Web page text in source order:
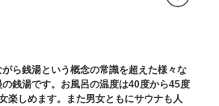
ら銭湯という概念の常識を超えた様々な
銭湯です。お風呂の温度は40度から45度
楽しめます。また男女ともにサウナも人